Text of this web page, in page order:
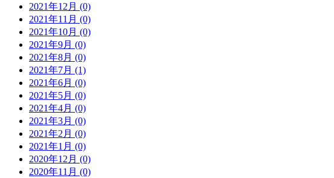
2021年12月 (0)
2021年11月 (0)
2021年10月 (0)
2021年9月 (0)
2021年8月 (0)
2021年7月 (1)
2021年6月 (0)
2021年5月 (0)
2021年4月 (0)
2021年3月 (0)
2021年2月 (0)
2021年1月 (0)
2020年12月 (0)
2020年11月 (0)